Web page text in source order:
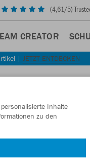
(4,61/5)
CREATOR
| JETZT ENTDECKEN
Inhalte
zu den